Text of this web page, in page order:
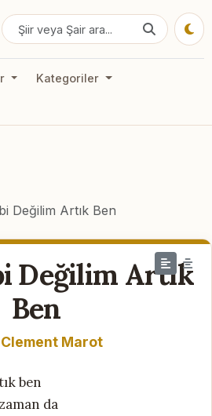
Kategoriler
Değilim Artık Ben
Değilim Artık
Ben
Clement Marot
ben
da